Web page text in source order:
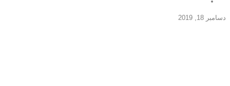
دسامبر 18, 2019